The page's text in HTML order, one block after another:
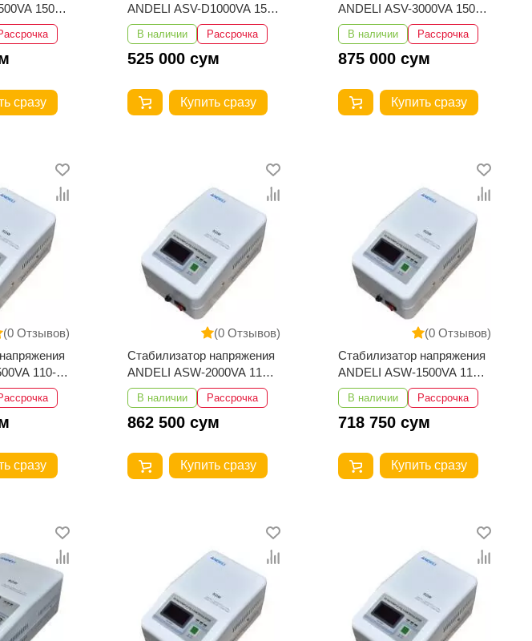
150-
сразу
ANDELI ASV-D1000VA 150-
250V
В наличии Рассрочка
525 000 сум
Купить сразу
ANDELI ASV-3000VA 150-
250V
В наличии Рассрочка
875 000 сум
Купить сразу
(0 Отзывов)
110-
сразу
(0 Отзывов)
Стабилизатор напряжения
ANDELI ASW-2000VA 110-
250V настенный
В наличии Рассрочка
862 500 сум
Купить сразу
(0 Отзывов)
Стабилизатор напряжения
ANDELI ASW-1500VA 110-
250V настенный
В наличии Рассрочка
718 750 сум
Купить сразу